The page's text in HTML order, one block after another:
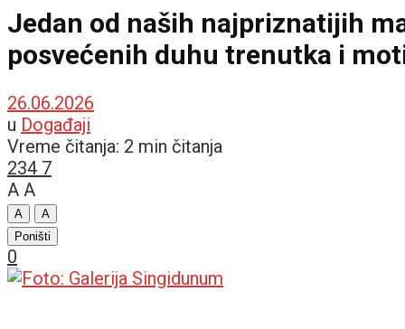
Jedan od naših najpriznatijih
posvećenih duhu trenutka i
26.06.2026
u Događaji
Vreme čitanja: 2 min čitanja
234 7
A A
A
A
Poništi
0